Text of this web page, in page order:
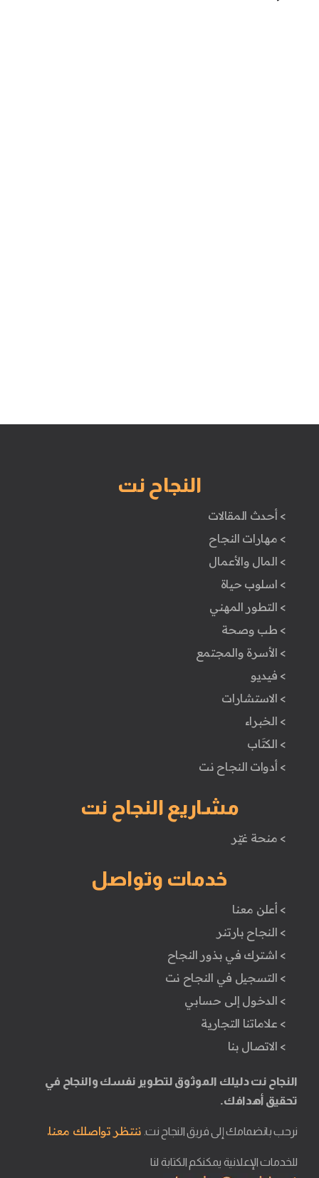
النجاح نت
> أحدث المقالات
> مهارات النجاح
> المال والأعمال
> اسلوب حياة
> التطور المهني
> طب وصحة
> الأسرة والمجتمع
> فيديو
> الاستشارات
> الخبراء
> الكتَاب
> أدوات النجاح نت
مشاريع النجاح نت
> منحة غيّر
خدمات وتواصل
> أعلن معنا
> النجاح بارتنر
> اشترك في بذور النجاح
> التسجيل في النجاح نت
> الدخول إلى حسابي
> علاماتنا التجارية
> الاتصال بنا
النجاح نت دليلك الموثوق لتطوير نفسك والنجاح في
تحقيق أهدافك.
نرحب بانضمامك إلى فريق النجاح نت. ننتظر تواصلك معنا.
للخدمات الإعلانية يمكنكم الكتابة لنا